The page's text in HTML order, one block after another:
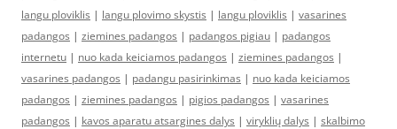
langu ploviklis | langu plovimo skystis | langu ploviklis | vasarines
padangos | ziemines padangos | padangos pigiau | padangos
internetu | nuo kada keiciamos padangos | ziemines padangos |
vasarines padangos | padangu pasirinkimas | nuo kada keiciamos
padangos | ziemines padangos | pigios padangos | vasarines
padangos | kavos aparatu atsargines dalys | viryklių dalys | skalbimo